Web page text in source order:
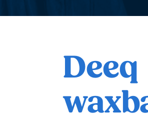
Deeq